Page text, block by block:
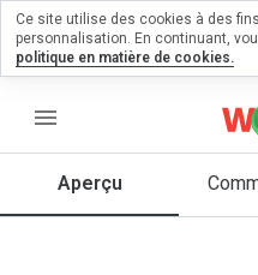
menu
Aperçu
un
Ce site utilise des cookies à des
personnalisation. En continuant,
politique en matière de cookies.